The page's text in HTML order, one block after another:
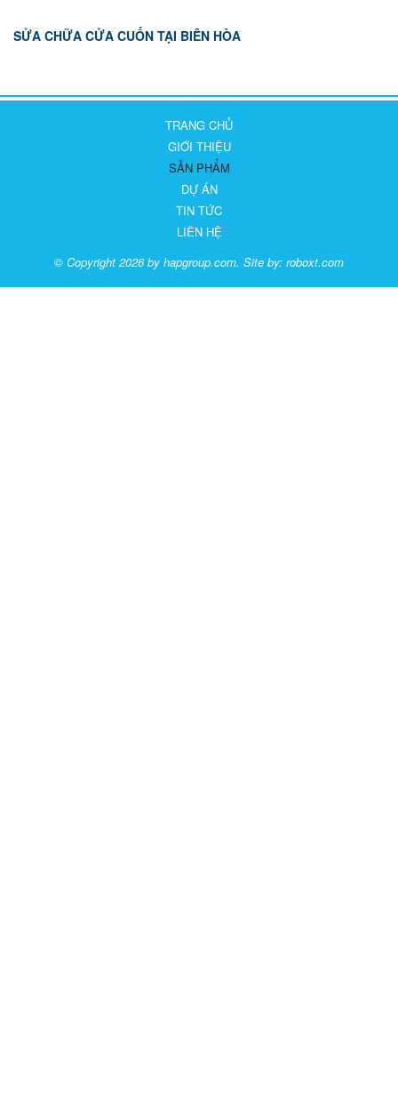
SỬA CHỮA CỬA CUỐN TẠI BIÊN HÒA
TRANG CHỦ
GIỚI THIỆU
SẢN PHẨM
DỰ ÁN
TIN TỨC
LIÊN HỆ
© Copyright 2026 by hapgroup.com. Site by: roboxt.com